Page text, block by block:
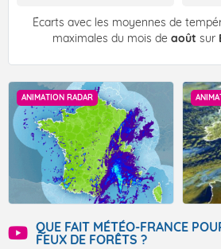
Écarts avec les moyennes de
maximales du mois de août sur
ANIMATION RADAR
QUE FAIT MÉTÉO-FRANCE
FEUX DE FORÊTS ?